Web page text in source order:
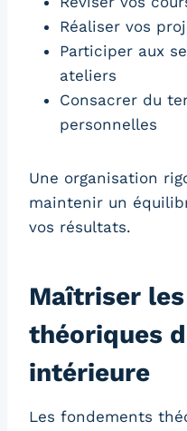
Réaliser vos
Participer aux
ateliers
Consacrer du
personnelles
Une organisation
maintenir un
vos résultats.
Maîtriser
théoriques
intérieure
Les fondements